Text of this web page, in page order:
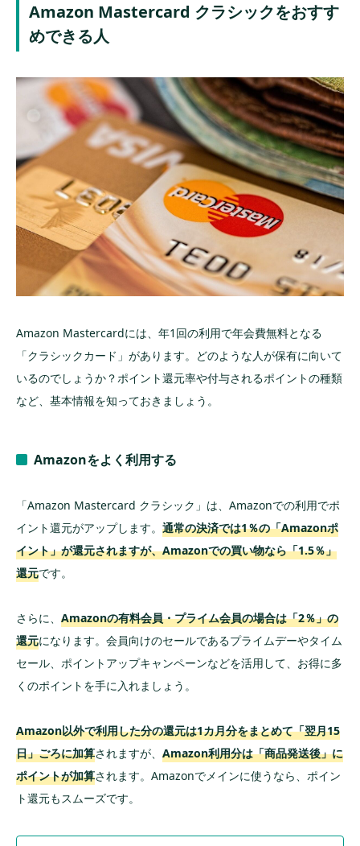
ポイントを貯めやすい他社カードと比較
最大2%還元 JCB CARD W
最大3%還元 アメリカン・エキスプレス
外部のポイントモール経由で還元率UP
公式カード以外を使うデメリット
1ポイント=1円で使えない場合がある
高還元でポイントを得るための条件がある
Amazon、実は現金でチャージが手軽でお得
入金額ごとに還元率が異なり、最大2.5%
Amazon Mastercard クラシックをおすす
めできる人
Amazon Mastercardには、年1回の利用で年会費無料となる
「クラシックカード」があります。どのような人が保有に向いて
いるのでしょうか？ポイント還元率や付与されるポイントの種類
など、基本情報を知っておきましょう。
Amazonをよく利用する
「Amazon Mastercard クラシック」は、Amazonでの利用でポ
イント還元がアップします。 通常の決済では1％の「Amazonポ
イント」が還元されますが、Amazonでの買い物なら「1.5％」
還元です。
さらに、 Amazonの有料会員・プライム会員の場合は「2％」の
還元になります。会員向けのセールであるプライムデーやタイム
セール、ポイントアップキャンペーンなどを活用して、お得に多
くのポイントを手に入れましょう。
Amazon以外で利用した分の還元は1カ月分をまとめて「翌月15
日」ごろに加算されますが、 Amazon利用分は「商品発送後」に
ポイントが加算されます。Amazonでメインに使うなら、ポイン
ト還元もスムーズです。